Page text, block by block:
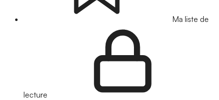
Ma liste de
lecture